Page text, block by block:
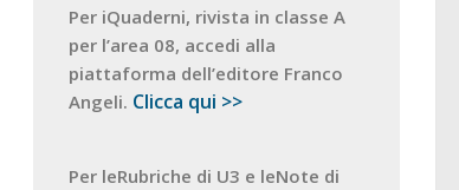
Per iQuaderni, rivista in classe A
per l’area 08, accedi alla
piattaforma dell’editore Franco
Angeli. Clicca qui >>
Per leRubriche di U3 e leNote di